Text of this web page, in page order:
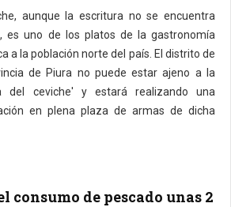
aunque la escritura no se encuentra
es uno de los platos de la gastronomía
a la población norte del país. El distrito de
de Piura no puede estar ajeno a la
del ceviche' y estará realizando una
en plena plaza de armas de dicha
consumo de pescado unas 2